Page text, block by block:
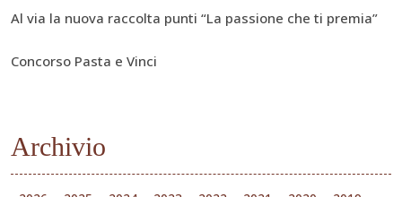
Al via la nuova raccolta punti “La passione che ti premia”
Concorso Pasta e Vinci
Archivio